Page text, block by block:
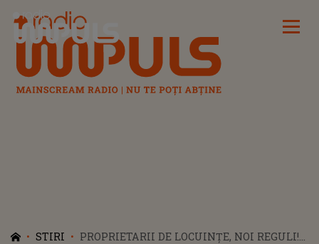
Radio Impuls
STIRI
PROPRIETARII DE LOCUINȚE, NOI REGULI!